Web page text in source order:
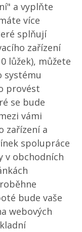
a vyplňte
více
splňují
zařízení
lůžek), můžete
systému
provést
se bude
vámi
zařízení a
spolupráce
v obchodních
bude vaše
webových